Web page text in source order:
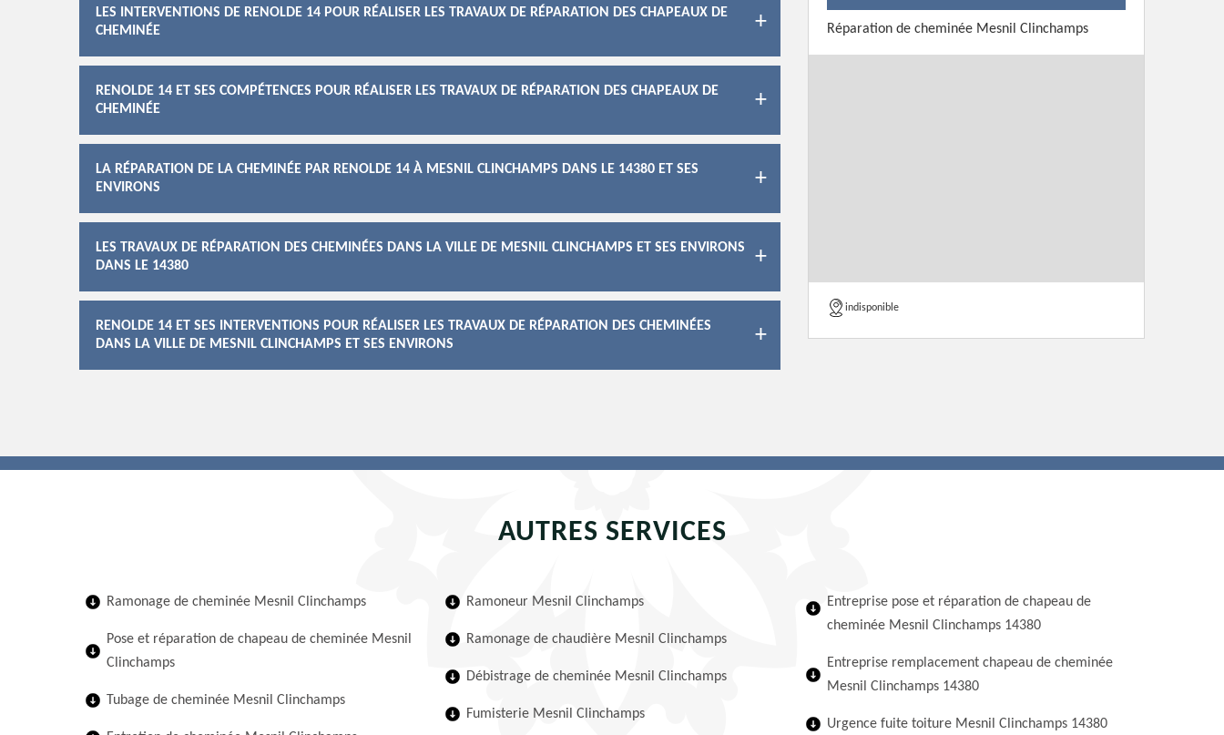
LES INTERVENTIONS DE RENOLDE 14 POUR RÉALISER LES TRAVAUX DE RÉPARATION DES CHAPEAUX DE
CHEMINÉE
RENOLDE 14 ET SES COMPÉTENCES POUR RÉALISER LES TRAVAUX DE RÉPARATION DES CHAPEAUX DE
CHEMINÉE
LA RÉPARATION DE LA CHEMINÉE PAR RENOLDE 14 À MESNIL CLINCHAMPS DANS LE 14380 ET SES
ENVIRONS
LES TRAVAUX DE RÉPARATION DES CHEMINÉES DANS LA VILLE DE MESNIL CLINCHAMPS ET SES ENVIRONS
DANS LE 14380
RENOLDE 14 ET SES INTERVENTIONS POUR RÉALISER LES TRAVAUX DE RÉPARATION DES CHEMINÉES
DANS LA VILLE DE MESNIL CLINCHAMPS ET SES ENVIRONS
Réparation de cheminée Mesnil Clinchamps
indisponible
AUTRES SERVICES
Ramonage de cheminée Mesnil Clinchamps
Pose et réparation de chapeau de cheminée Mesnil
Clinchamps
Tubage de cheminée Mesnil Clinchamps
Ramoneur Mesnil Clinchamps
Ramonage de chaudière Mesnil Clinchamps
Débistrage de cheminée Mesnil Clinchamps
Fumisterie Mesnil Clinchamps
Entreprise pose et réparation de chapeau de
cheminée Mesnil Clinchamps 14380
Entreprise remplacement chapeau de cheminée
Mesnil Clinchamps 14380
Urgence fuite toiture Mesnil Clinchamps 14380